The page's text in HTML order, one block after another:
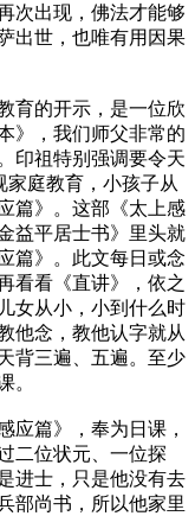
次出现，佛法才能够
出世，也唯有用因果
的开示，是一位欣
》，我们师父非常的
印祖特别强调要令天
庭教育，小孩子从
篇》。这部《太上感
益平居士书》里头就
篇》。此文每日或念
看看《直讲》，依之
女从小，小到什么时
他念，教他认字就从
背三遍、五遍。至少
。
篇》，奉为日课，
二位状元、一位探
进士，只是他没有去
部尚书，所以他家里